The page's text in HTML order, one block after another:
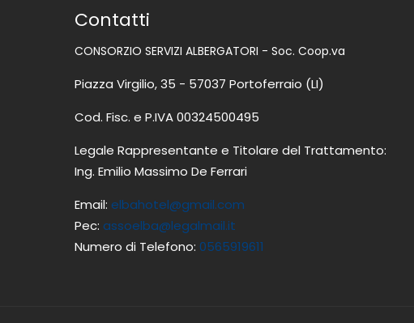
Contatti
CONSORZIO SERVIZI ALBERGATORI - Soc. Coop.va
Piazza Virgilio, 35 - 57037 Portoferraio (LI)
Cod. Fisc. e P.IVA 00324500495
Legale Rappresentante e Titolare del Trattamento:
Ing. Emilio Massimo De Ferrari
Email: elbahotel@gmail.com
Pec: assoelba@legalmail.it
Numero di Telefono: 0565919611